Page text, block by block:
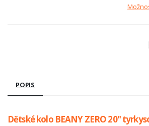
POPIS
Dětské kolo BEANY ZERO 20"